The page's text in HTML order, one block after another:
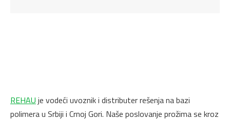
REHAU je vodeći uvoznik i distributer rešenja na bazi
polimera u Srbiji i Crnoj Gori. Naše poslovanje prožima se kroz